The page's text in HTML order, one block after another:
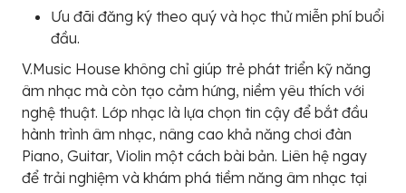
Ưu đãi đăng ký theo quý và học thử miễn phí buổi
đầu.
V.Music House không chỉ giúp trẻ phát triển kỹ năng
âm nhạc mà còn tạo cảm hứng, niềm yêu thích với
nghệ thuật. Lớp nhạc là lựa chọn tin cậy để bắt đầu
hành trình âm nhạc, nâng cao khả năng chơi đàn
Piano, Guitar, Violin một cách bài bản. Liên hệ ngay
để trải nghiệm và khám phá tiềm năng âm nhạc tại